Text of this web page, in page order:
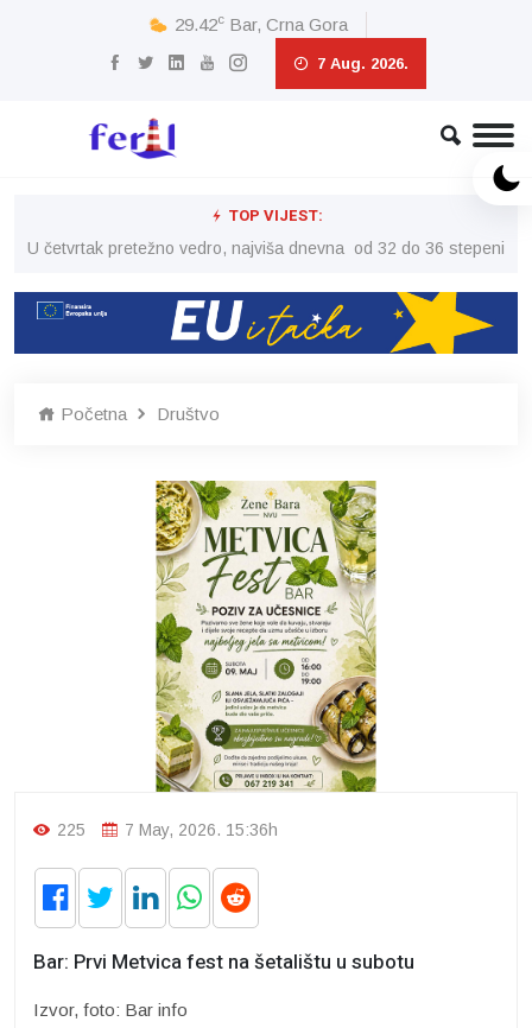
29.42c Bar, Crna Gora
7 Aug. 2026.
TOP VIJEST:
U četvrtak pretežno vedro, najviša dnevna od 32 do 36 stepeni
Početna Društvo
225 7 May, 2026. 15:36h
Bar: Prvi Metvica fest na šetalištu u subotu
Izvor, foto: Bar info